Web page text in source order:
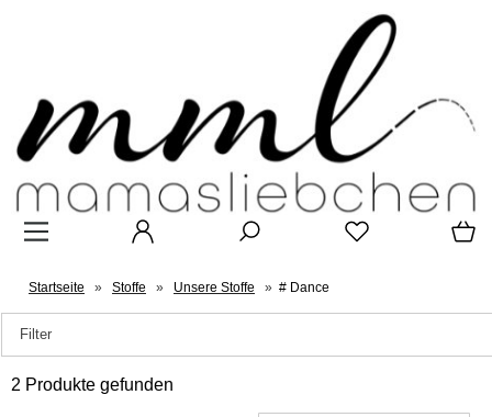
Startseite » Stoffe » Unsere Stoffe » # Dance
Filter
2 Produkte gefunden